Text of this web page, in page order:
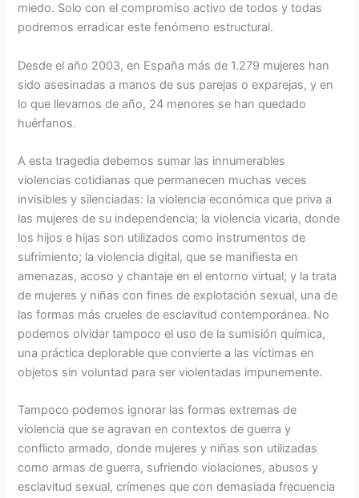
miedo. Solo con el compromiso activo de todos y todas
podremos erradicar este fenómeno estructural.
Desde el año 2003, en España más de 1.279 mujeres han
sido asesinadas a manos de sus parejas o exparejas, y en
lo que llevamos de año, 24 menores se han quedado
huérfanos.
A esta tragedia debemos sumar las innumerables
violencias cotidianas que permanecen muchas veces
invisibles y silenciadas: la violencia económica que priva a
las mujeres de su independencia; la violencia vicaria, donde
los hijos e hijas son utilizados como instrumentos de
sufrimiento; la violencia digital, que se manifiesta en
amenazas, acoso y chantaje en el entorno virtual; y la trata
de mujeres y niñas con fines de explotación sexual, una de
las formas más crueles de esclavitud contemporánea. No
podemos olvidar tampoco el uso de la sumisión química,
una práctica deplorable que convierte a las víctimas en
objetos sin voluntad para ser violentadas impunemente.
Tampoco podemos ignorar las formas extremas de
violencia que se agravan en contextos de guerra y
conflicto armado, donde mujeres y niñas son utilizadas
como armas de guerra, sufriendo violaciones, abusos y
esclavitud sexual, crímenes que con demasiada frecuencia